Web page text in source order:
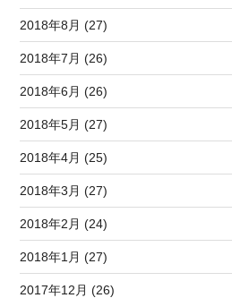
2018年8月 (27)
2018年7月 (26)
2018年6月 (26)
2018年5月 (27)
2018年4月 (25)
2018年3月 (27)
2018年2月 (24)
2018年1月 (27)
2017年12月 (26)